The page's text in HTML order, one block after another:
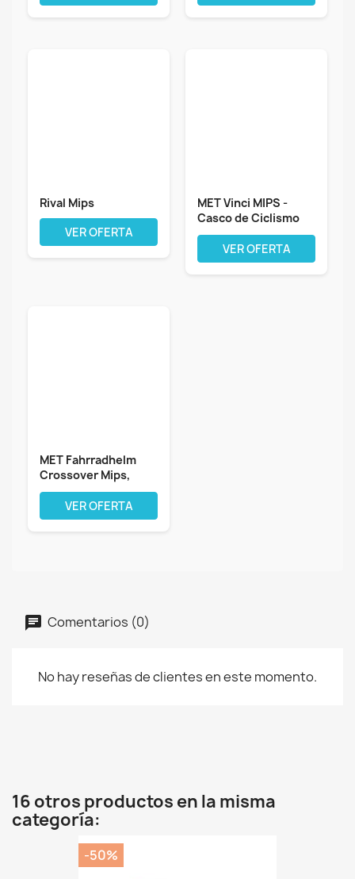
Rival Mips
VER OFERTA
MET Vinci MIPS -
Casco de Ciclismo
de...
VER OFERTA
MET Fahrradhelm
Crossover Mips,
Weiß matt, M,...
VER OFERTA
Comentarios (0)
No hay reseñas de clientes en este momento.
16 otros productos en la misma
categoría:
-50%